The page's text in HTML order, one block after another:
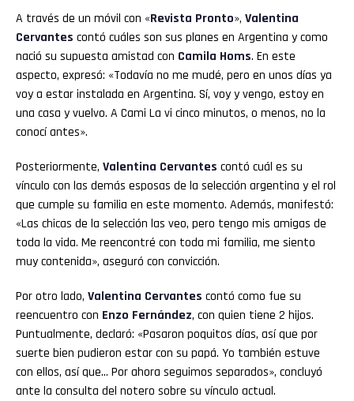
A través de un móvil con «Revista Pronto», Valentina
Cervantes contó cuáles son sus planes en Argentina y como
nació su supuesta amistad con Camila Homs. En este
aspecto, expresó: «Todavía no me mudé, pero en unos días ya
voy a estar instalada en Argentina. Sí, voy y vengo, estoy en
una casa y vuelvo. A Cami La vi cinco minutos, o menos, no la
conocí antes».
Posteriormente, Valentina Cervantes contó cuál es su
vínculo con las demás esposas de la selección argentina y el rol
que cumple su familia en este momento. Además, manifestó:
«Las chicas de la selección las veo, pero tengo mis amigas de
toda la vida. Me reencontré con toda mi familia, me siento
muy contenida», aseguró con convicción.
Por otro lado, Valentina Cervantes contó como fue su
reencuentro con Enzo Fernández, con quien tiene 2 hijos.
Puntualmente, declaró: «Pasaron poquitos días, así que por
suerte bien pudieron estar con su papá. Yo también estuve
con ellos, así que… Por ahora seguimos separados», concluyó
ante la consulta del notero sobre su vínculo actual.